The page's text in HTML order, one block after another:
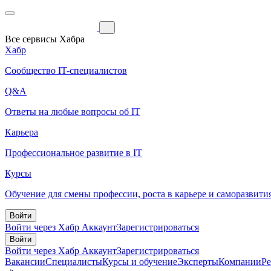
Все сервисы Хабра
Хабр
Сообщество IT-специалистов
Q&A
Ответы на любые вопросы об IT
Карьера
Профессиональное развитие в IT
Курсы
Обучение для смены профессии, роста в карьере и
Войти
Войти через Хабр АккаунтЗарегистрироваться
Войти
Войти через Хабр АккаунтЗарегистрироваться
ВакансииСпециалистыКурсы и обучениеЭкспертыКомпании